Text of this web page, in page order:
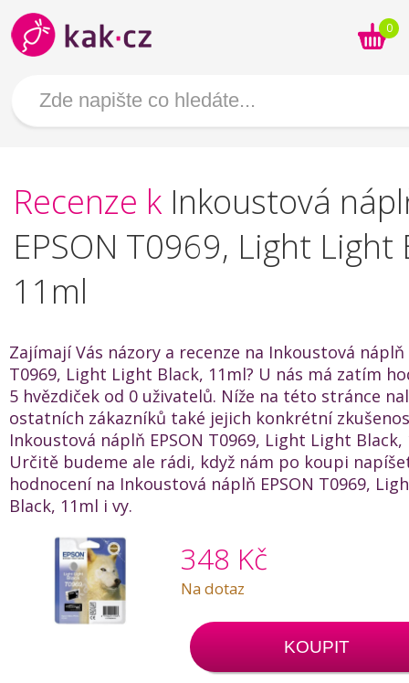
0
Recenze k Inkoustová
EPSON T0969, Light Light
11ml
Zajímají Vás názory a recenze na Inkoustová náplň
T0969, Light Light Black, 11ml? U nás má zatím
5 hvězdiček od 0 uživatelů. Níže na této stránce
ostatních zákazníků také jejich konkrétní
Inkoustová náplň EPSON T0969, Light Light Black,
Určitě budeme ale rádi, když nám po koupi
hodnocení na Inkoustová náplň EPSON T0969,
Black, 11ml i vy.
348 Kč
Na dotaz
KOUPIT